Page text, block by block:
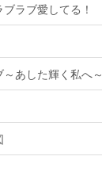
ラブ愛してる！
あした輝く私へ～